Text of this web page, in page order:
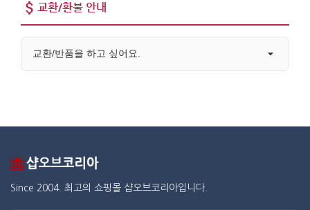
교환/환불 안내
교환/반품을 하고 싶어요.
Since 2004. 최고의 쇼핑몰 샵오브코리아입니다.